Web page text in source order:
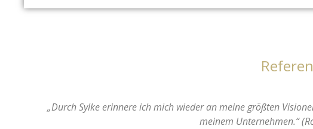
„Durch Sylke erinnere ich mich wieder an meine größten
meinem Unternehmen.“